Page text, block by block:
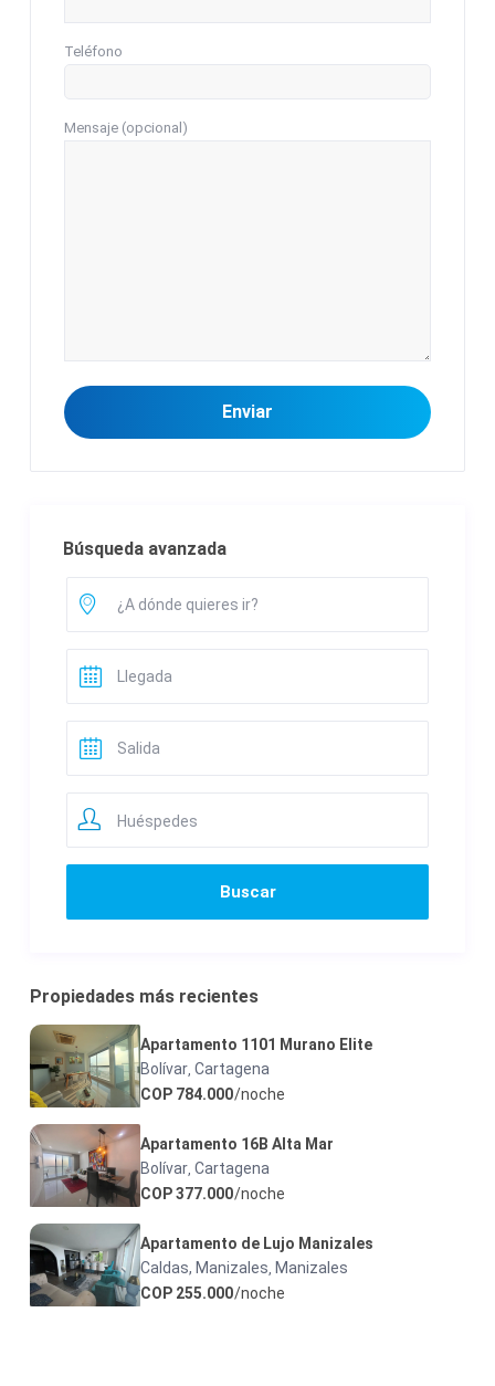
Teléfono
Mensaje (opcional)
Búsqueda avanzada
Huéspedes
Propiedades más recientes
Apartamento 1101 Murano Elite
Bolívar,Cartagena
COP 784.000/noche
Apartamento 16B Alta Mar
Bolívar,Cartagena
COP 377.000/noche
Apartamento de Lujo Manizales
Caldas, Manizales, Manizales
COP 255.000/noche